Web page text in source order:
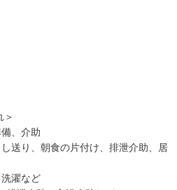
＞
、介助
送り、朝食の片付け、排泄介助、居
濯など